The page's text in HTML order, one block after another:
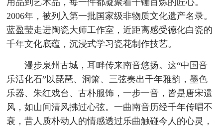
2006年，被列入第一批国家级非物质文化遗产名录。
蓝盈莹走进陶瓷大师工作室，近距离感受德化白瓷的
千年文化底蕴，沉浸式学习瓷花制作技艺。
漫步泉州古城，耳畔传来南音悠扬。这“中国音
乐活化石”以琵琶、洞箫、三弦奏出千年雅韵，墨色
乐器、朱红戏台、古朴服饰，一步一音，皆是唐宋遗
风，如山间清风拂过心弦。一曲南音历经千年传唱不
衰，昔人质朴动人的情感透过乐曲触碰今人的心灵，